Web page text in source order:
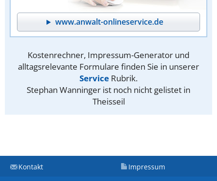
www.anwalt-onlineservice.de
Kostenrechner, Impressum-Generator und
alltagsrelevante Formulare finden Sie in unserer
Service Rubrik.
Stephan Wanninger ist noch nicht gelistet in
Theisseil
Kontakt Impressum